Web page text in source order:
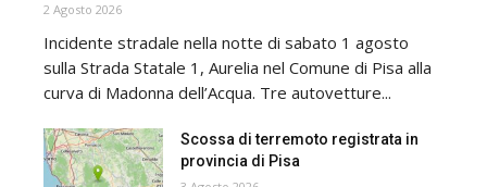
2 Agosto 2026
Incidente stradale nella notte di sabato 1 agosto
sulla Strada Statale 1, Aurelia nel Comune di Pisa alla
curva di Madonna dell’Acqua. Tre autovetture...
Scossa di terremoto registrata in
provincia di Pisa